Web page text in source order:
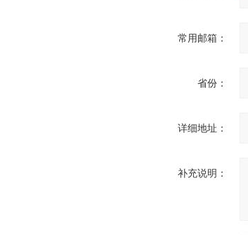
常用邮箱：
省份：
详细地址：
补充说明：